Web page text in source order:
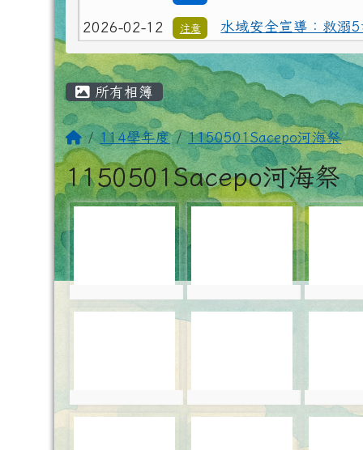
己的安全自己顧
主內容區域
所有相簿
回首頁
114學年度 1150501Sacepo河海祭
1150501Sacepo河海祭
photo-5927
photo:5927 photo:5928
photo:5930
photo-5931
photo:5931